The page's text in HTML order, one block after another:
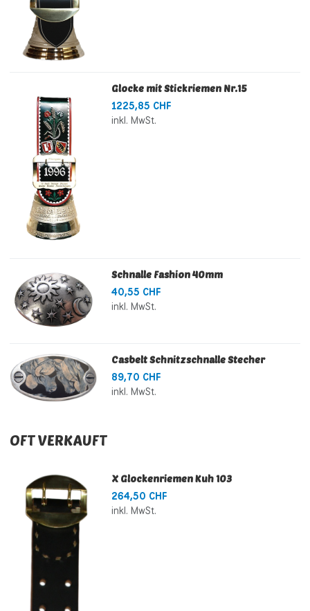
Glocke mit Stickriemen Nr.15
1225,85 CHF
inkl. MwSt.
Schnalle Fashion 40mm
40,55 CHF
inkl. MwSt.
Casbelt Schnitzschnalle Stecher
89,70 CHF
inkl. MwSt.
OFT VERKAUFT
X Glockenriemen Kuh 103
264,50 CHF
inkl. MwSt.